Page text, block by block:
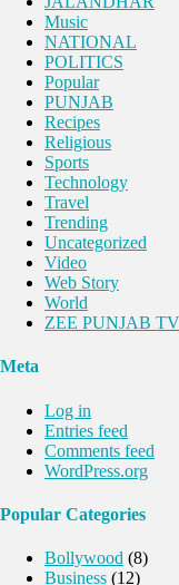
Music
NATIONAL
POLITICS
Popular
PUNJAB
Recipes
Religious
Sports
Technology
Travel
Trending
Uncategorized
Video
Web Story
World
ZEE PUNJAB TV
Meta
Log in
Entries feed
Comments feed
WordPress.org
Popular Categories
Bollywood (8)
Business (12)